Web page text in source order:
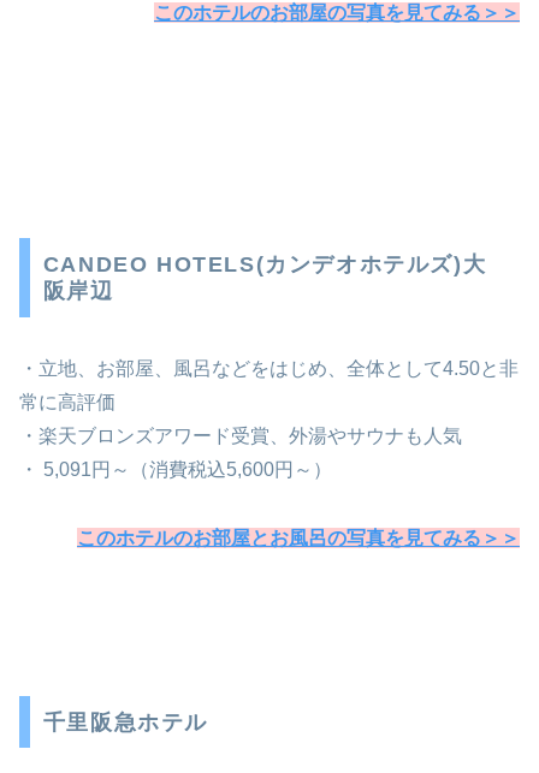
このホテルのお部屋の写真を見てみる＞＞
CANDEO HOTELS(カンデオホテルズ)大
阪岸辺
・立地、お部屋、風呂などをはじめ、全体として4.50と非
常に高評価
・楽天ブロンズアワード受賞、外湯やサウナも人気
・ 5,091円～
（消費税込5,600円～）
このホテルのお部屋とお風呂の写真を見てみる＞＞
千里阪急ホテル